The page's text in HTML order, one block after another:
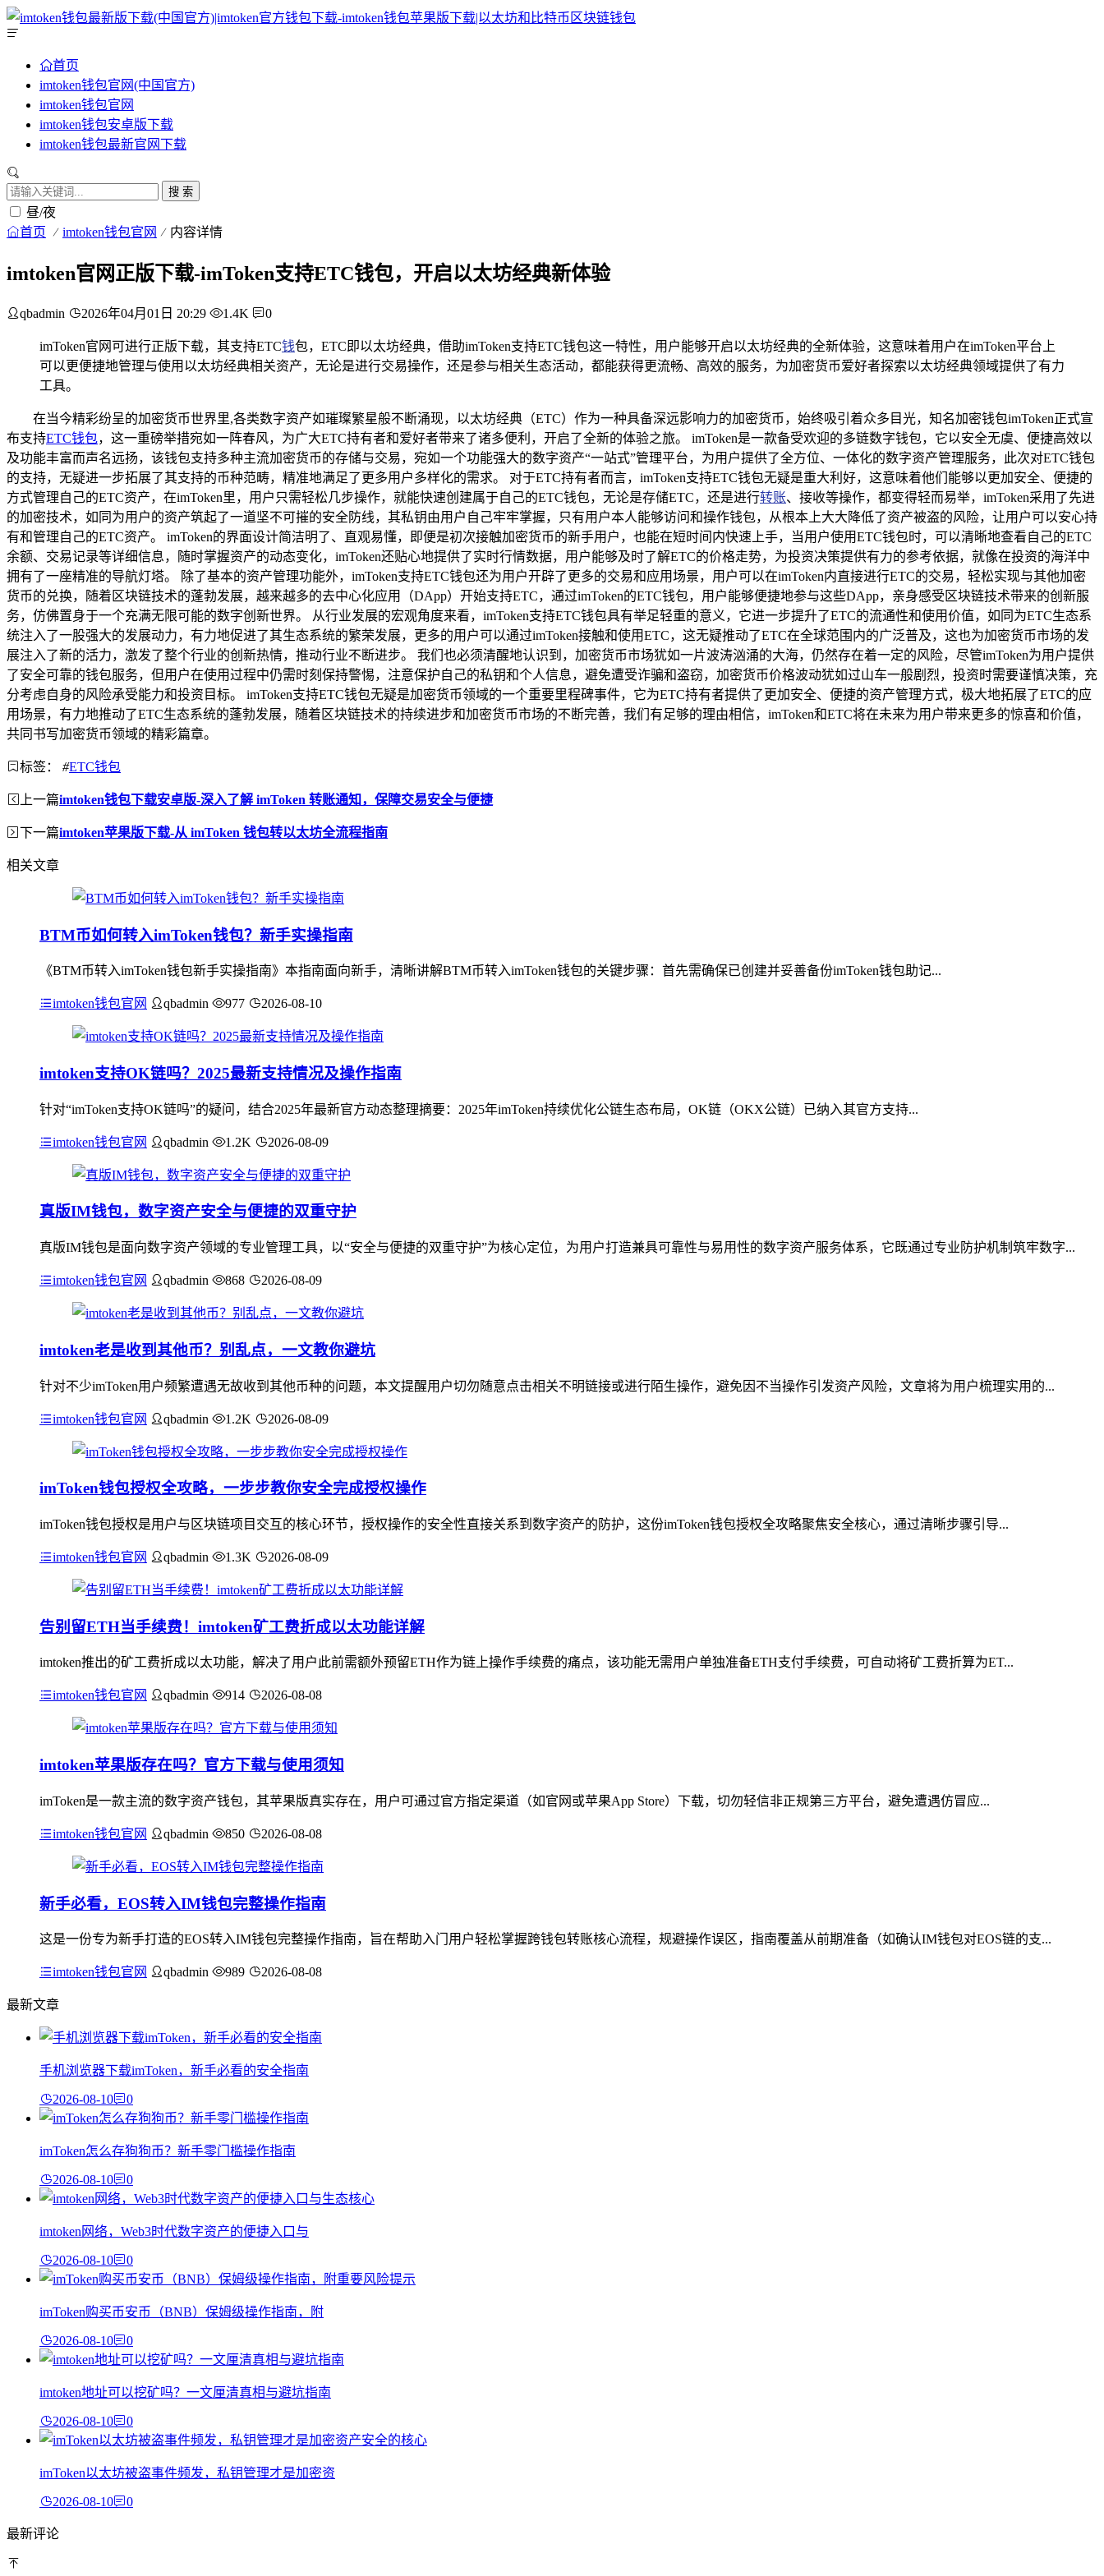
首页
imtoken钱包官网(中国官方)
imtoken钱包官网
imtoken钱包安卓版下载
imtoken钱包最新官网下载
搜 索
昼/夜
首页 imtoken钱包官网 内容详情
imtoken官网正版下载-imToken支持ETC钱包，开启以太坊经典新体验
qbadmin 2026年04月01日 20:29 1.4K 0
imToken官网可进行正版下载，其支持ETC钱包，ETC即以太坊经典，借助imToken支持ETC钱包这一特性，用户能够开启以太坊经典的全新体验，这意味着用户在imToken平台上
可以更便捷地管理与使用以太坊经典相关资产，无论是进行交易操作，还是参与相关生态活动，都能获得更流畅、高效的服务，为加密货币爱好者探索以太坊经典领域提供了有力
工具。
在当今精彩纷呈的加密货币世界里,各类数字资产如璀璨繁星般不断涌现，以太坊经典（ETC）作为一种具备深远影响力的加密货币，始终吸引着众多目光，知名加密钱包imToken正式宣
布支持ETC钱包，这一重磅举措宛如一阵春风，为广大ETC持有者和爱好者带来了诸多便利，开启了全新的体验之旅。 imToken是一款备受欢迎的多链数字钱包，它以安全无虞、便捷高效以
及功能丰富而声名远扬，该钱包支持多种主流加密货币的存储与交易，宛如一个功能强大的数字资产“一站式”管理平台，为用户提供了全方位、一体化的数字资产管理服务，此次对ETC钱包
的支持，无疑进一步拓展了其支持的币种范畴，精准地满足了更多用户多样化的需求。 对于ETC持有者而言，imToken支持ETC钱包无疑是重大利好，这意味着他们能够以更加安全、便捷的
方式管理自己的ETC资产，在imToken里，用户只需轻松几步操作，就能快速创建属于自己的ETC钱包，无论是存储ETC，还是进行转账、接收等操作，都变得轻而易举，imToken采用了先进
的加密技术，如同为用户的资产筑起了一道坚不可摧的安全防线，其私钥由用户自己牢牢掌握，只有用户本人能够访问和操作钱包，从根本上大大降低了资产被盗的风险，让用户可以安心持
有和管理自己的ETC资产。 imToken的界面设计简洁明了、直观易懂，即便是初次接触加密货币的新手用户，也能在短时间内快速上手，当用户使用ETC钱包时，可以清晰地查看自己的ETC
余额、交易记录等详细信息，随时掌握资产的动态变化，imToken还贴心地提供了实时行情数据，用户能够及时了解ETC的价格走势，为投资决策提供有力的参考依据，就像在投资的海洋中
拥有了一座精准的导航灯塔。 除了基本的资产管理功能外，imToken支持ETC钱包还为用户开辟了更多的交易和应用场景，用户可以在imToken内直接进行ETC的交易，轻松实现与其他加密
货币的兑换，随着区块链技术的蓬勃发展，越来越多的去中心化应用（DApp）开始支持ETC，通过imToken的ETC钱包，用户能够便捷地参与这些DApp，亲身感受区块链技术带来的创新服
务，仿佛置身于一个充满无限可能的数字创新世界。 从行业发展的宏观角度来看，imToken支持ETC钱包具有举足轻重的意义，它进一步提升了ETC的流通性和使用价值，如同为ETC生态系
统注入了一股强大的发展动力，有力地促进了其生态系统的繁荣发展，更多的用户可以通过imToken接触和使用ETC，这无疑推动了ETC在全球范围内的广泛普及，这也为加密货币市场的发
展注入了新的活力，激发了整个行业的创新热情，推动行业不断进步。 我们也必须清醒地认识到，加密货币市场犹如一片波涛汹涌的大海，仍然存在着一定的风险，尽管imToken为用户提供
了安全可靠的钱包服务，但用户在使用过程中仍需时刻保持警惕，注意保护自己的私钥和个人信息，避免遭受诈骗和盗窃，加密货币价格波动犹如过山车一般剧烈，投资时需要谨慎决策，充
分考虑自身的风险承受能力和投资目标。 imToken支持ETC钱包无疑是加密货币领域的一个重要里程碑事件，它为ETC持有者提供了更加安全、便捷的资产管理方式，极大地拓展了ETC的应
用场景，有力地推动了ETC生态系统的蓬勃发展，随着区块链技术的持续进步和加密货币市场的不断完善，我们有足够的理由相信，imToken和ETC将在未来为用户带来更多的惊喜和价值，
共同书写加密货币领域的精彩篇章。
标签： #ETC钱包
上一篇imtoken钱包下载安卓版-深入了解 imToken 转账通知，保障交易安全与便捷
下一篇imtoken苹果版下载-从 imToken 钱包转以太坊全流程指南
相关文章
BTM币如何转入imToken钱包？新手实操指南
《BTM币转入imToken钱包新手实操指南》本指南面向新手，清晰讲解BTM币转入imToken钱包的关键步骤：首先需确保已创建并妥善备份imToken钱包助记...
imtoken钱包官网 qbadmin 977 2026-08-10
imtoken支持OK链吗？2025最新支持情况及操作指南
针对“imToken支持OK链吗”的疑问，结合2025年最新官方动态整理摘要：2025年imToken持续优化公链生态布局，OK链（OKX公链）已纳入其官方支持...
imtoken钱包官网 qbadmin 1.2K 2026-08-09
真版IM钱包，数字资产安全与便捷的双重守护
真版IM钱包是面向数字资产领域的专业管理工具，以“安全与便捷的双重守护”为核心定位，为用户打造兼具可靠性与易用性的数字资产服务体系，它既通过专业防护机制筑牢数字...
imtoken钱包官网 qbadmin 868 2026-08-09
imtoken老是收到其他币？别乱点，一文教你避坑
针对不少imToken用户频繁遭遇无故收到其他币种的问题，本文提醒用户切勿随意点击相关不明链接或进行陌生操作，避免因不当操作引发资产风险，文章将为用户梳理实用的...
imtoken钱包官网 qbadmin 1.2K 2026-08-09
imToken钱包授权全攻略，一步步教你安全完成授权操作
imToken钱包授权是用户与区块链项目交互的核心环节，授权操作的安全性直接关系到数字资产的防护，这份imToken钱包授权全攻略聚焦安全核心，通过清晰步骤引导...
imtoken钱包官网 qbadmin 1.3K 2026-08-09
告别留ETH当手续费！imtoken矿工费折成以太功能详解
imtoken推出的矿工费折成以太功能，解决了用户此前需额外预留ETH作为链上操作手续费的痛点，该功能无需用户单独准备ETH支付手续费，可自动将矿工费折算为ET...
imtoken钱包官网 qbadmin 914 2026-08-08
imtoken苹果版存在吗？官方下载与使用须知
imToken是一款主流的数字资产钱包，其苹果版真实存在，用户可通过官方指定渠道（如官网或苹果App Store）下载，切勿轻信非正规第三方平台，避免遭遇仿冒应...
imtoken钱包官网 qbadmin 850 2026-08-08
新手必看，EOS转入IM钱包完整操作指南
这是一份专为新手打造的EOS转入IM钱包完整操作指南，旨在帮助入门用户轻松掌握跨钱包转账核心流程，规避操作误区，指南覆盖从前期准备（如确认IM钱包对EOS链的支...
imtoken钱包官网 qbadmin 989 2026-08-08
最新文章
手机浏览器下载imToken，新手必看的安全指南
2026-08-10 0
imToken怎么存狗狗币？新手零门槛操作指南
2026-08-10 0
imtoken网络，Web3时代数字资产的便捷入口与
2026-08-10 0
imToken购买币安币（BNB）保姆级操作指南，附
2026-08-10 0
imtoken地址可以挖矿吗？一文厘清真相与避坑指南
2026-08-10 0
imToken以太坊被盗事件频发，私钥管理才是加密资
2026-08-10 0
最新评论